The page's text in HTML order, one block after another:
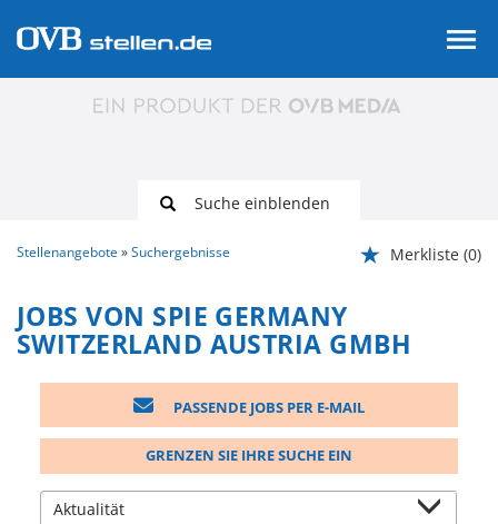
Suche einblenden
Stellenangebote Suchergebnisse Merkliste (0)
JOBS VON SPIE GERMANY
SWITZERLAND AUSTRIA GMBH
PASSENDE JOBS PER E-MAIL
GRENZEN SIE IHRE SUCHE EIN